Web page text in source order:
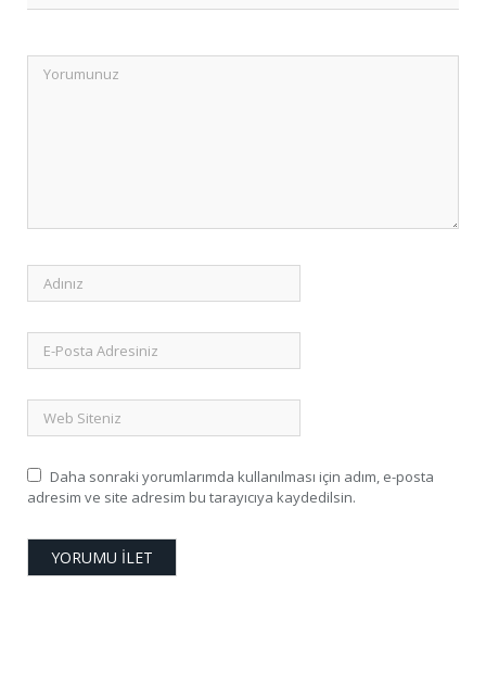
Daha sonraki yorumlarımda kullanılması için adım, e-posta
adresim ve site adresim bu tarayıcıya kaydedilsin.